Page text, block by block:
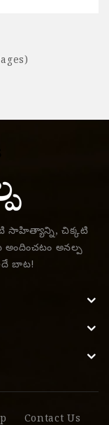
సాహిత్యాన్ని, చిక్కటి
అనల్ప
బాట!
Contact Us